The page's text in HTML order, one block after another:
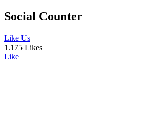
Social Counter
Like Us
1.175 Likes
Like